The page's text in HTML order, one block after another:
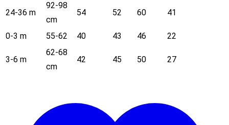
24-36 m
92-98
cm
54 52 60 41
0-3 m 55-62 40 43 46 22
3-6 m
62-68
cm
42 45 50 27